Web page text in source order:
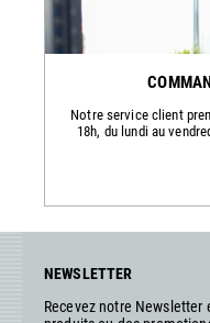
Notre service client
18h, du lundi au
NEWSLETTER
Recevez notre